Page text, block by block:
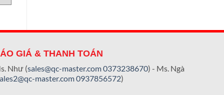
GIÁ & THANH TOÁN
Như (sales@qc-master.com0373238670) - Ms. Ngà
master.com0937856572)